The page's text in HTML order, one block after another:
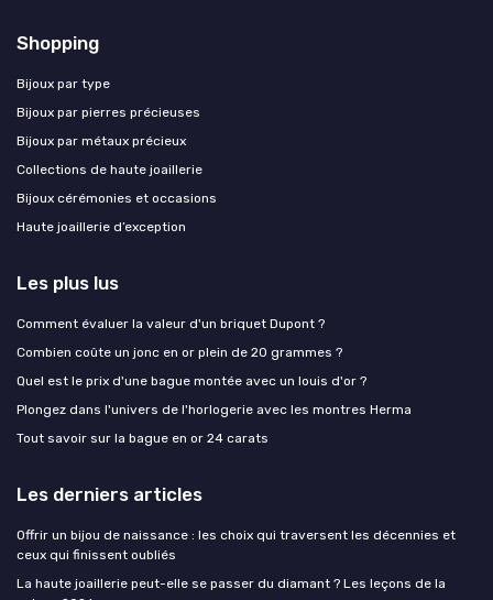
Shopping
Bijoux par type
Bijoux par pierres précieuses
Bijoux par métaux précieux
Collections de haute joaillerie
Bijoux cérémonies et occasions
Haute joaillerie d’exception
Les plus lus
Comment évaluer la valeur d'un briquet Dupont ?
Combien coûte un jonc en or plein de 20 grammes ?
Quel est le prix d'une bague montée avec un louis d'or ?
Plongez dans l'univers de l'horlogerie avec les montres Herma
Tout savoir sur la bague en or 24 carats
Les derniers articles
Offrir un bijou de naissance : les choix qui traversent les décennies et
ceux qui finissent oubliés
La haute joaillerie peut-elle se passer du diamant ? Les leçons de la